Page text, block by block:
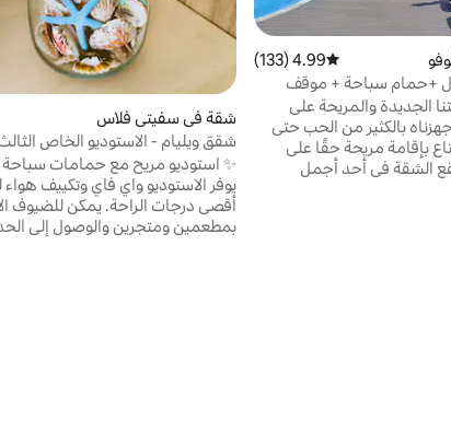
متوسط التقييم 4.99 من 5، 133 مراجعات
4.99 (133)
+حمام سباحة + موقف
الجديدة والمريحة على
لقد جهزناه بالكثير من الحب حتى
بإقامة مريحة حقًا على
الشقة في أحد أجمل
شقة في سفيتي فلاس
شقق ويليام - الاستوديو الخاص
✨ استوديو مريح مع حمامات
يوفر الاستوديو واي فاي وتكييف هواء
أقصى درجات الراحة. يمكن للضيوف
بمطعمين ومتجرين والوصول إلى